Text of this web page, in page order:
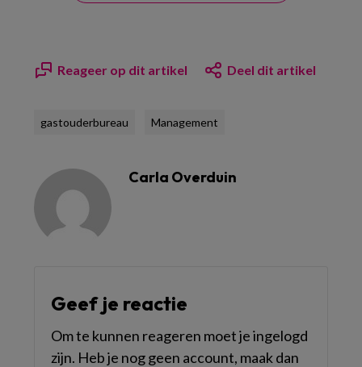
Reageer op dit artikel Deel dit artikel
gastouderbureau Management
Carla Overduin
Geef je reactie
Om te kunnen reageren moet je ingelogd
zijn. Heb je nog geen account, maak dan